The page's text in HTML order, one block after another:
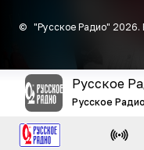
© "Русское Радио" 2026.
Русское
Русское Радио